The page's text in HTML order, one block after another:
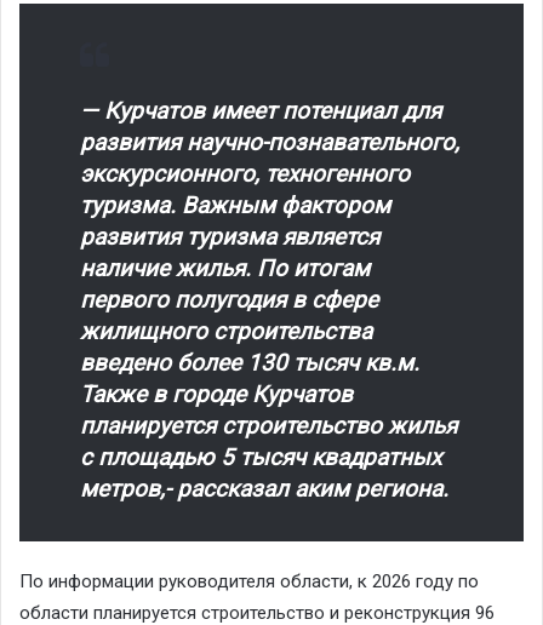
— Курчатов имеет потенциал для
развития научно-познавательного,
экскурсионного, техногенного
туризма. Важным фактором
развития туризма является
наличие жилья. По итогам
первого полугодия в сфере
жилищного строительства
введено более 130 тысяч кв.м.
Также в городе Курчатов
планируется строительство жилья
с площадью 5 тысяч квадратных
метров,- рассказал аким региона.
По информации руководителя области, к 2026 году по
области планируется строительство и реконструкция 96